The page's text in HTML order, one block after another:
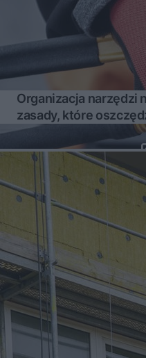
Organizacja narzędzi
zasady, które